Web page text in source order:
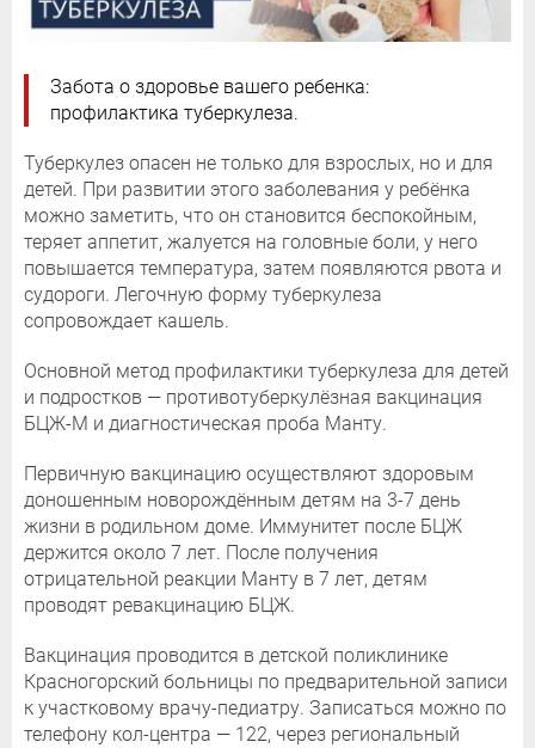
Забота о здоровье вашего ребенка:
профилактика туберкулеза.
Туберкулез опасен не только для взрослых, но и для
детей. При развитии этого заболевания у ребёнка
можно заметить, что он становится беспокойным,
теряет аппетит, жалуется на головные боли, у него
повышается температура, затем появляются рвота и
судороги. Легочную форму туберкулеза
сопровождает кашель.
Основной метод профилактики туберкулеза для детей
и подростков — противотуберкулёзная вакцинация
БЦЖ-М и диагностическая проба Манту.
Первичную вакцинацию осуществляют здоровым
доношенным новорождённым детям на 3-7 день
жизни в родильном доме. Иммунитет после БЦЖ
держится около 7 лет. После получения
отрицательной реакции Манту в 7 лет, детям
проводят ревакцинацию БЦЖ.
Вакцинация проводится в детской поликлинике
Красногорский больницы по предварительной записи
к участковому врачу-педиатру. Записаться можно по
телефону кол-центра — 122, через региональный